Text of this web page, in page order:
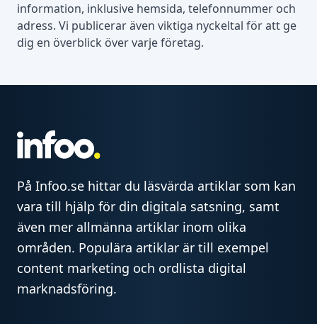
information, inklusive hemsida, telefonnummer och
adress. Vi publicerar även viktiga nyckeltal för att ge
dig en överblick över varje företag.
På Infoo.se hittar du läsvärda artiklar som kan
vara till hjälp för din digitala satsning, samt
även mer allmänna artiklar inom olika
områden. Populära artiklar är till exempel
content marketing och ordlista digital
marknadsföring.